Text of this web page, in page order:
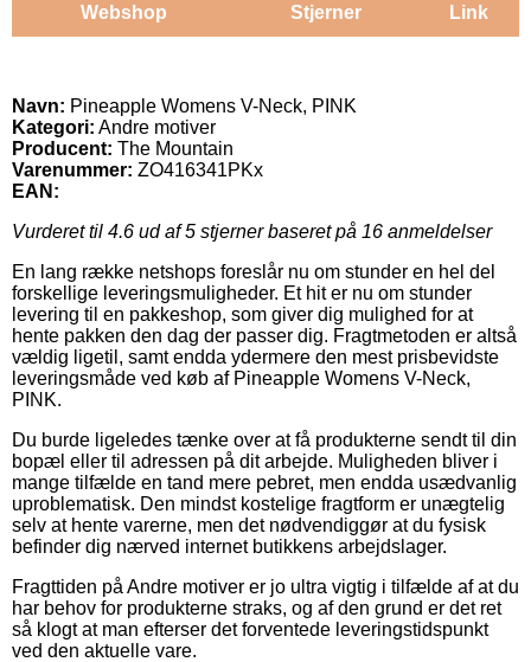
Webshop Stjerner Link
Navn: Pineapple Womens V-Neck, PINK
Kategori: Andre motiver
Producent: The Mountain
Varenummer: ZO416341PKx
EAN:
Vurderet til 4.6 ud af 5 stjerner baseret på 16 anmeldelser
En lang række netshops foreslår nu om stunder en hel del
forskellige leveringsmuligheder. Et hit er nu om stunder
levering til en pakkeshop, som giver dig mulighed for at
hente pakken den dag der passer dig. Fragtmetoden er altså
vældig ligetil, samt endda ydermere den mest prisbevidste
leveringsmåde ved køb af Pineapple Womens V-Neck,
PINK.
Du burde ligeledes tænke over at få produkterne sendt til din
bopæl eller til adressen på dit arbejde. Muligheden bliver i
mange tilfælde en tand mere pebret, men endda usædvanlig
uproblematisk. Den mindst kostelige fragtform er unægtelig
selv at hente varerne, men det nødvendiggør at du fysisk
befinder dig nærved internet butikkens arbejdslager.
Fragttiden på Andre motiver er jo ultra vigtig i tilfælde af at du
har behov for produkterne straks, og af den grund er det ret
så klogt at man efterser det forventede leveringstidspunkt
ved den aktuelle vare.